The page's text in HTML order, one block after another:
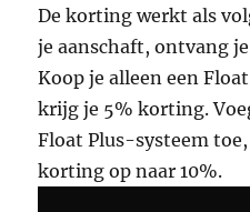
De korting werkt als
je aanschaft, ontvang
Koop je alleen een
krijg je 5% korting.
Float Plus-systeem
korting op naar 10%.